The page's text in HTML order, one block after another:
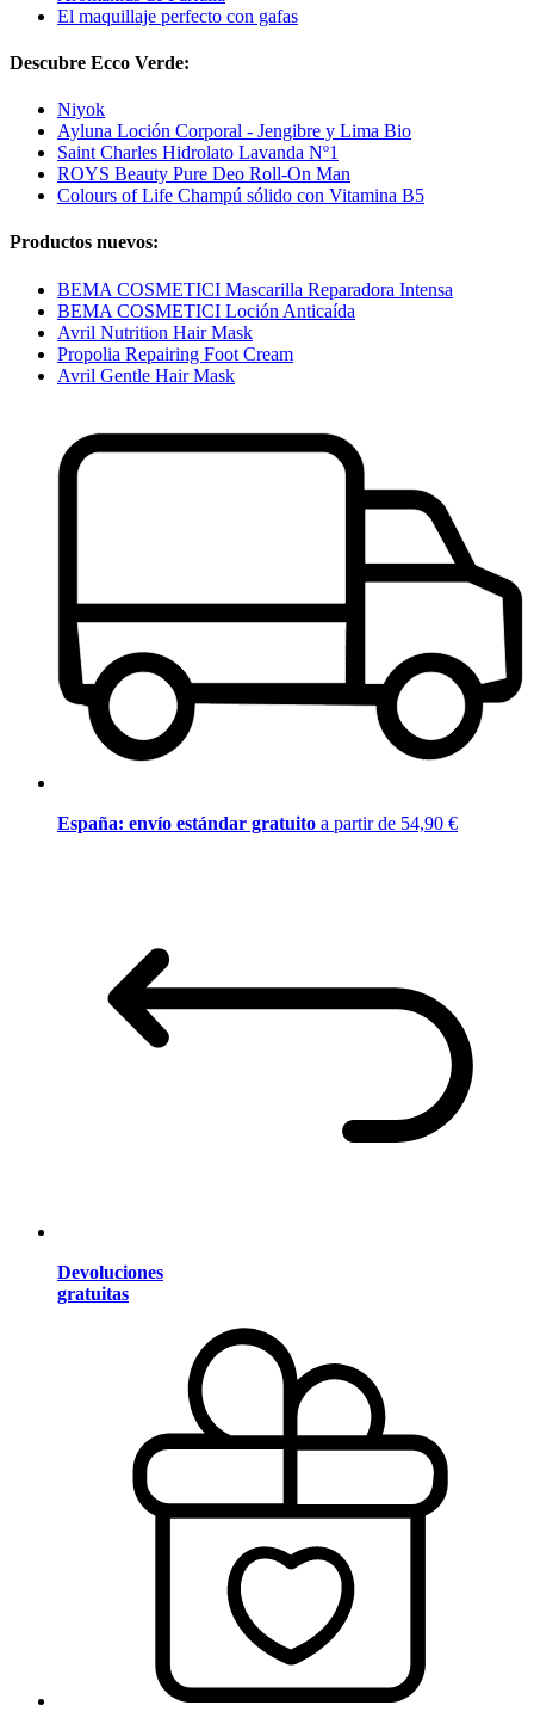
El maquillaje perfecto con gafas
Descubre Ecco Verde:
Niyok
Ayluna Loción Corporal - Jengibre y Lima Bio
Saint Charles Hidrolato Lavanda Nº1
ROYS Beauty Pure Deo Roll-On Man
Colours of Life Champú sólido con Vitamina B5
Productos nuevos:
BEMA COSMETICI Mascarilla Reparadora Intensa
BEMA COSMETICI Loción Anticaída
Avril Nutrition Hair Mask
Propolia Repairing Foot Cream
Avril Gentle Hair Mask
España: envío estándar gratuito a partir de 54,90 €
Devoluciones
gratuitas